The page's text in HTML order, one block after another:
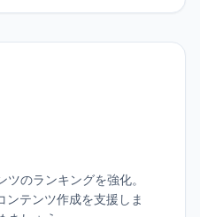
のランキングを強化。
テンツ作成を支援しま